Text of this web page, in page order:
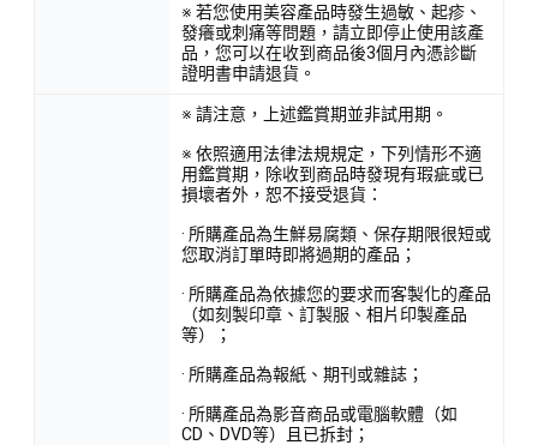
※ 若您使用美容產品時發生過敏、起疹、
發癢或刺痛等問題，請立即停止使用該產
品，您可以在收到商品後3個月內憑診斷
證明書申請退貨。
※ 請注意，上述鑑賞期並非試用期。
※ 依照適用法律法規規定，下列情形不適
用鑑賞期，除收到商品時發現有瑕疵或已
損壞者外，恕不接受退貨：
· 所購產品為生鮮易腐類、保存期限很短或
您取消訂單時即將過期的產品；
· 所購產品為依據您的要求而客製化的產品
（如刻製印章、訂製服、相片印製產品
等）；
· 所購產品為報紙、期刊或雜誌；
· 所購產品為影音商品或電腦軟體（如
CD、DVD等）且已拆封；